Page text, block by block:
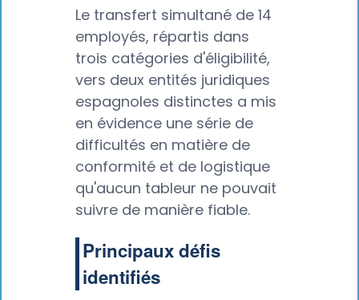
Le transfert simultané de 14
employés, répartis dans
trois catégories d'éligibilité,
vers deux entités juridiques
espagnoles distinctes a mis
en évidence une série de
difficultés en matière de
conformité et de logistique
qu'aucun tableur ne pouvait
suivre de manière fiable.
Principaux défis
identifiés